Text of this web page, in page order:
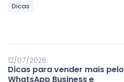
Dicas
12/07/2026
Dicas para vender mais pelo
WhatsApp Business e